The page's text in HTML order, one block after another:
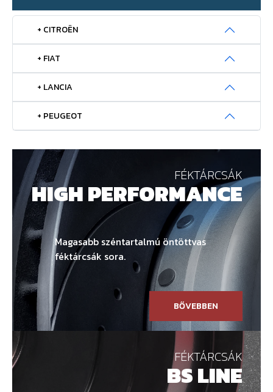
+ CITROËN
+ FIAT
+ LANCIA
+ PEUGEOT
FÉKTÁRCSÁK
HIGH PERFORMANCE
Magasabb széntartalmú öntöttvas
féktárcsák sora.
BŐVEBBEN
FÉKTÁRCSÁK
BS LINE